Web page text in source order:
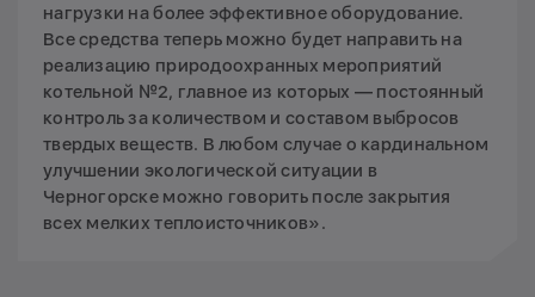
нагрузки на более эффективное оборудование.
Все средства теперь можно будет направить на
реализацию природоохранных мероприятий
котельной №2, главное из которых — постоянный
контроль за количеством и составом выбросов
твердых веществ. В любом случае о кардинальном
улучшении экологической ситуации в
Черногорске можно говорить после закрытия
всех мелких теплоисточников».